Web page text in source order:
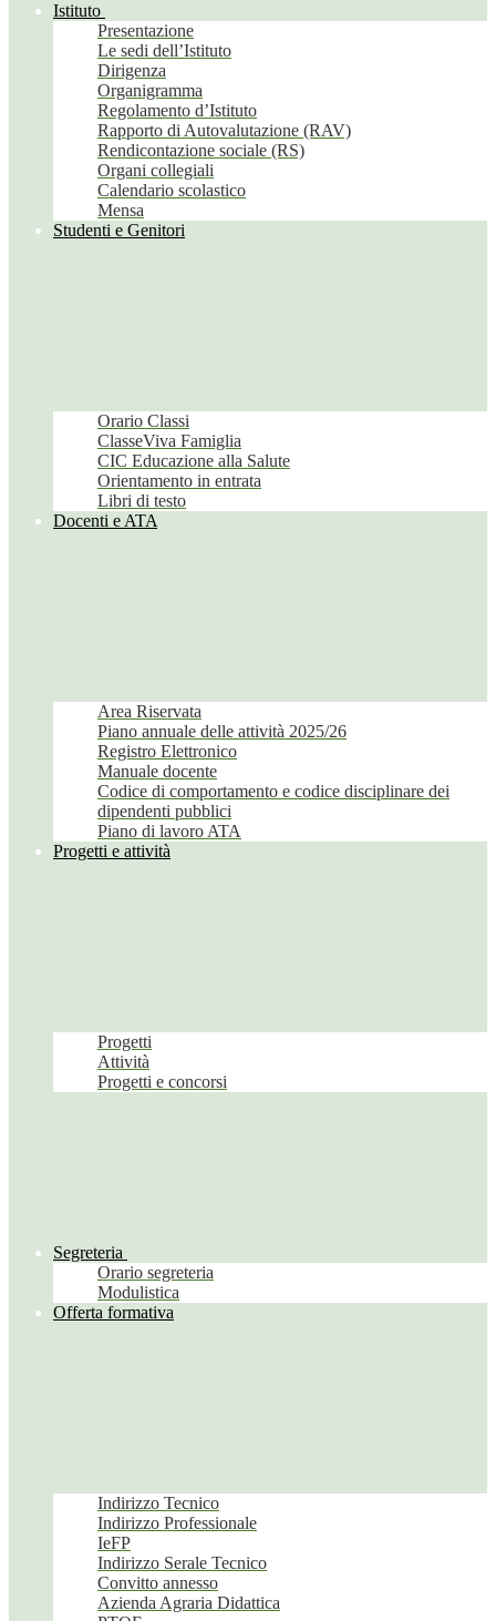
Istituto
Presentazione
Le sedi dell’Istituto
Dirigenza
Organigramma
Regolamento d’Istituto
Rapporto di Autovalutazione (RAV)
Rendicontazione sociale (RS)
Organi collegiali
Calendario scolastico
Mensa
Studenti e Genitori
Orario Classi
ClasseViva Famiglia
CIC Educazione alla Salute
Orientamento in entrata
Libri di testo
Docenti e ATA
Area Riservata
Piano annuale delle attività 2025/26
Registro Elettronico
Manuale docente
Codice di comportamento e codice disciplinare dei
dipendenti pubblici
Piano di lavoro ATA
Progetti e attività
Progetti
Attività
Progetti e concorsi
Segreteria
Orario segreteria
Modulistica
Offerta formativa
Indirizzo Tecnico
Indirizzo Professionale
IeFP
Indirizzo Serale Tecnico
Convitto annesso
Azienda Agraria Didattica